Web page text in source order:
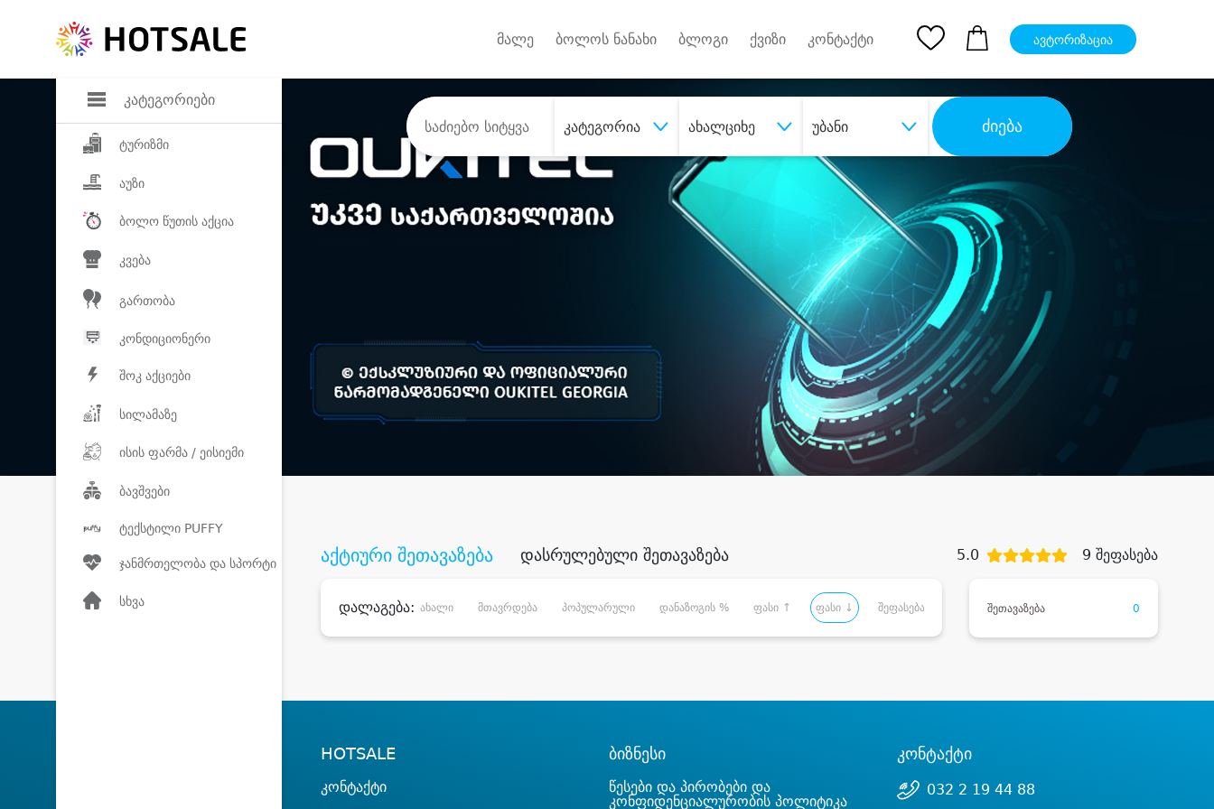
კატეგორიები
ტურიზმი
აუზი
ბოლო წუთის აქცია
კვება
გართობა
კონდიციონერი
შოკ აქციები
სილამაზე
ისის ფარმა / ეისიემი
ბავშვები
ტექსტილი PUFFY
ჯანმრთელობა და სპორტი
სხვა
მალე ბოლოს ნანახი ბლოგი ქვიზი კონტაქტი ავტორიზაცია
კატეგორია ახალციხე უბანი ძიება
შეიძინესასურველი მომსახურება დიდი დანაზოგით
აქტიური შეთავაზება დასრულებული შეთავაზება 5.0 9 შეფასება
დალაგება: ახალი მთავრდება პოპულარული დანაზოგის % ფასი ↑ ფასი ↓ შეფასება შეთავაზება 0
HOTSALE
კონტაქტი
ბიზნესი
წესები და პირობები და
კონფიდენციალურობის პოლიტიკა
კონტაქტი
032 2 19 44 88